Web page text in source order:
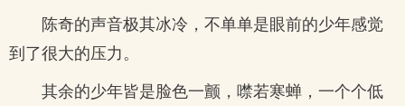
陈奇的声音极其冰冷，不单单是眼前的少年感觉
到了很大的压力。
其余的少年皆是脸色一颤，噤若寒蝉，一个个低